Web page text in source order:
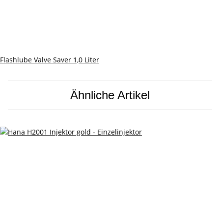
Flashlube Valve Saver 1,0 Liter
Ähnliche Artikel